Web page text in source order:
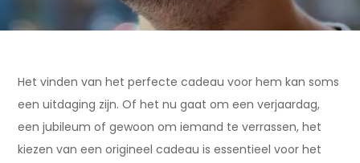
Het vinden van het perfecte cadeau voor hem kan soms
een uitdaging zijn. Of het nu gaat om een verjaardag,
een jubileum of gewoon om iemand te verrassen, het
kiezen van een origineel cadeau is essentieel voor het